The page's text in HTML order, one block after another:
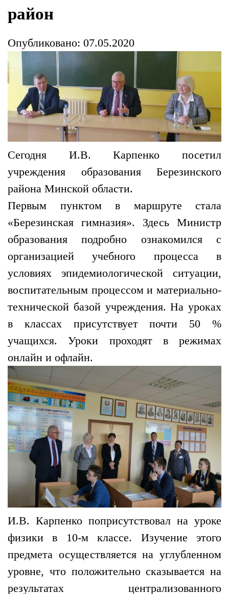
район
Опубликовано: 07.05.2020
Сегодня И.В. Карпенко посетил
учреждения образования Березинского
района Минской области.
Первым пунктом в маршруте стала
«Березинская гимназия». Здесь Министр
образования подробно ознакомился с
организацией учебного процесса в
условиях эпидемиологической ситуации,
воспитательным процессом и материально-
технической базой учреждения. На уроках
в классах присутствует почти 50 %
учащихся. Уроки проходят в режимах
онлайн и офлайн.
И.В. Карпенко поприсутствовал на уроке
физики в 10-м классе. Изучение этого
предмета осуществляется на углубленном
уровне, что положительно сказывается на
результатах централизованного